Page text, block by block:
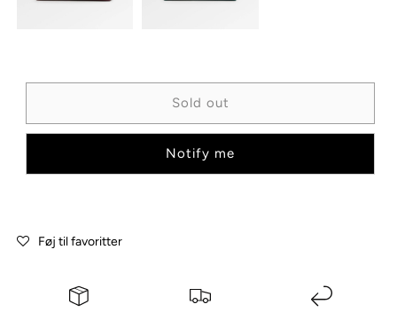
Sold out
Notify me
Føj til favoritter